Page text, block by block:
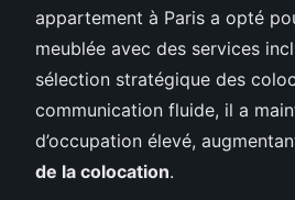
appartement à Paris a opté
meublée avec des services
sélection stratégique des
communication fluide, il a
d’occupation élevé,
de la colocation.